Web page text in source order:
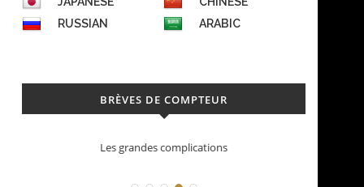
RUSSIAN
ARABIC
BRÈVES DE COMPTEUR
Les grandes complications